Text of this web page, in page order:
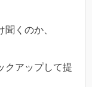
くのか、
クアップして提